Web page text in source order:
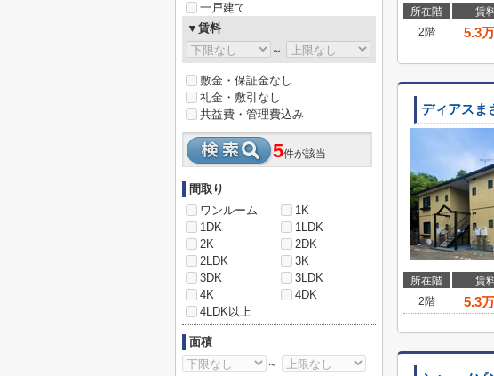
所在階 賃
2階
5.3
ディアスま
所在階 賃
2階
5.3
一戸建て
▼賃料
～
敷金・保証金なし
礼金・敷引なし
共益費・管理費込み
5件が該当
間取り
ワンルーム
1K
1DK
1LDK
2K
2DK
2LDK
3K
3DK
3LDK
4K
4DK
4LDK以上
面積
～